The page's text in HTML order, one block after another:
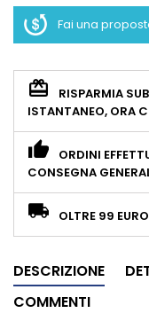
Fai una
RISPARMIA
ISTANTANEO, ORA
ORDINI
CONSEGNA
OLTRE 99
DESCRIZIONE
COMMENTI